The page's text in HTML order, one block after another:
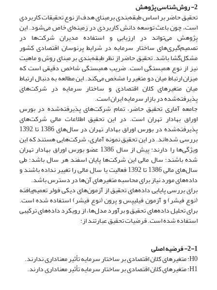
2- روش‌شناسی پژوهش
تحقیق حاضر بر اساس طبقه‌بندی برمبنای هدف از نوع تحقیقات کاربردی
است، چون باعث توسعه دانش کاربردی در زمینه‌ای خاص می‌شود. این
پژوهش می‌تواند در ارزیابی و استفاده مدیران شرکت‌ها در
تصمیم‌گیری‌های ساختار سرمایه در شرایط پرنوسان اقتصادی کشور
مشکل‌گشا باشد. تحقیق حاضر از نظر طبقه‌بندی بر مبنای روش و ماهیت
نیز از نوع همبستگی است. ضریب همبستگی شاخص دقیقی است که
میزان ارتباط میان دو متغیر را مشخص می‌کند. این مطالعه به دنبال ارتباط
میان متغیرهای کلان اقتصادی و ساختار سرمایه در شرکت‌های
پذیرفته‌شده در بازار سرمایه ایران است.
جامعه آماری تحقیق حاضر، تمام شرکت‌های پذیرفته‌شده در بورس
اوراق بهادار تهران است. در این تحقیق اطلاعات مالی شرکت‌های
پذیرفته‌شده در بورس اوراق بهادار تهران در سال‌های 1386 تا 1392
بررسی شده‌اند. در این تحقیق نمونه آماری، شرکت‌هایی هستند که این
ویژگی‌ها را دارند: پیش از سال 1386 عضو بورس اوراق بهادار تهران
شده باشند؛ سال مالی این شرکت‌ها پایان اسفند هر سال باشد؛ طی
سال‌های مالی 1386 تا 1392 فعالیت یا سال مالی را تغییر نداده باشند و
داده‌های مورد نیاز برای محاسبه متغیرهای آن‌ها در دسترس باشد.
برای بررسی پایایی داده‌های تحقیق از آزمون‌های دیکی فولر تعمیم‌یافته
(نوع فیشر) و آزمون فیلیپس و پرون (نوع فیشر) استفاده شده است.
برای تحلیل داده‌های تحقیق و برآورد مدل‌ها، از رویکرد داده‌های ترکیبی
استفاده شده است. فرضیات تحقیق عبارتند از:
2-1- فرضیه اصلی
H0: متغیرهای کلان اقتصادی بر ساختار سرمایه تأثیر معناداری ندارند.
H1: متغیرهای کلان اقتصادی بر ساختار سرمایه تأثیر معناداری دارند.